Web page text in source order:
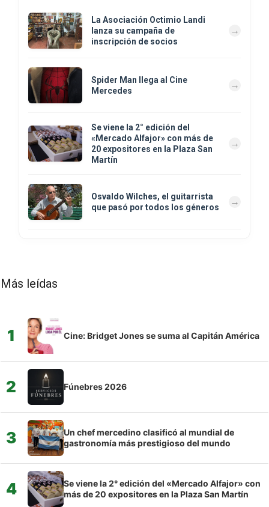
La Asociación Octimio Landi
lanza su campaña de
inscripción de socios
Spider Man llega al Cine
Mercedes
Se viene la 2° edición del
«Mercado Alfajor» con más de
20 expositores en la Plaza San
Martín
Osvaldo Wilches, el guitarrista
que pasó por todos los géneros
Más leídas
1 Cine: Bridget Jones se suma al Capitán América
2 Fúnebres 2026
3
Un chef mercedino clasificó al mundial de
gastronomía más prestigioso del mundo
4
Se viene la 2° edición del «Mercado Alfajor» con
más de 20 expositores en la Plaza San Martín